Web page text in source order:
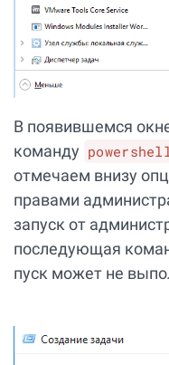
В появившемся
команду
отмечаем внизу
правами
запуск от
последующая
пуск может не